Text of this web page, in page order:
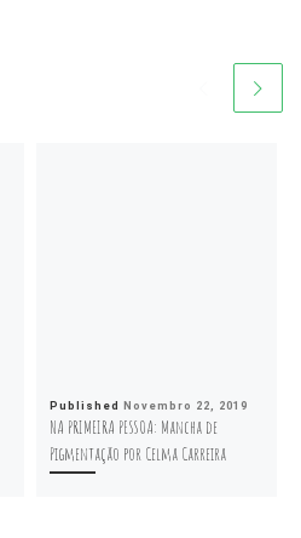
Published Novembro 22, 2019
NA PRIMEIRA PESSOA: Mancha de
Pigmentação por Celma Carreira